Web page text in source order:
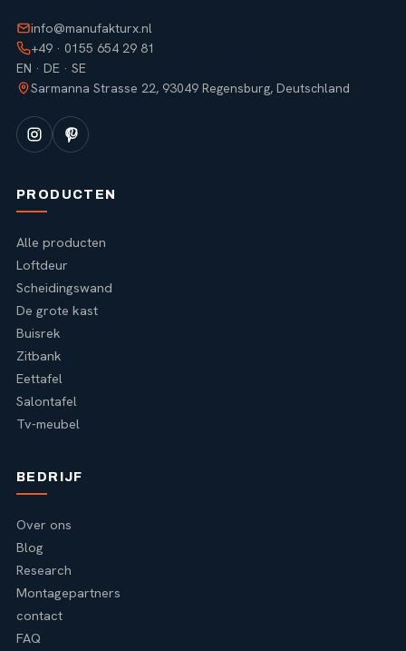
info@manufakturx.nl
+49 · 0155 654 29 81
EN · DE · SE
Sarmanna Strasse 22, 93049 Regensburg, Deutschland
PRODUCTEN
Alle producten
Loftdeur
Scheidingswand
De grote kast
Buisrek
Zitbank
Eettafel
Salontafel
Tv-meubel
BEDRIJF
Over ons
Blog
Research
Montagepartners
contact
FAQ